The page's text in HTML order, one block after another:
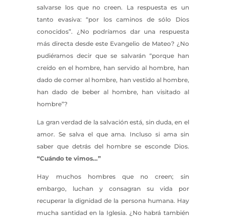
salvarse los que no creen. La respuesta es un
tanto evasiva: “por los caminos de sólo Dios
conocidos”. ¿No podríamos dar una respuesta
más directa desde este Evangelio de Mateo? ¿No
pudiéramos decir que se salvarán “porque han
creído en el hombre, han servido al hombre, han
dado de comer al hombre, han vestido al hombre,
han dado de beber al hombre, han visitado al
hombre”?
La gran verdad de la salvación está, sin duda, en el
amor. Se salva el que ama. Incluso si ama sin
saber que detrás del hombre se esconde Dios.
“Cuándo te vimos…”
Hay muchos hombres que no creen; sin
embargo, luchan y consagran su vida por
recuperar la dignidad de la persona humana. Hay
mucha santidad en la Iglesia. ¿No habrá también